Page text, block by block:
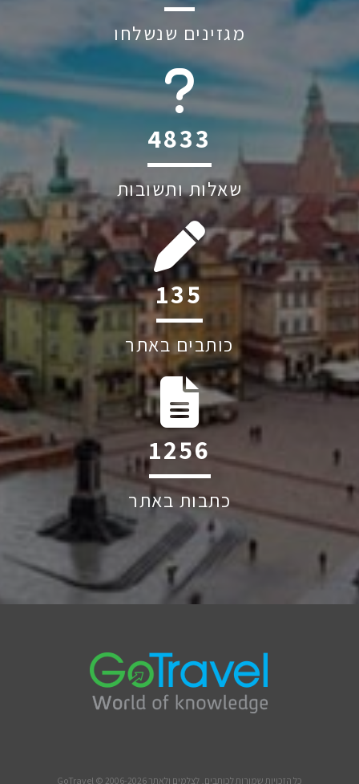
מגזינים שנשלחו
6045
שאלות ותשובות
200
כותבים באתר
1863
כתבות באתר
כל הזכויות שמורות לכותבים, לצלמים ולאתר GoTravel © 2006-2026